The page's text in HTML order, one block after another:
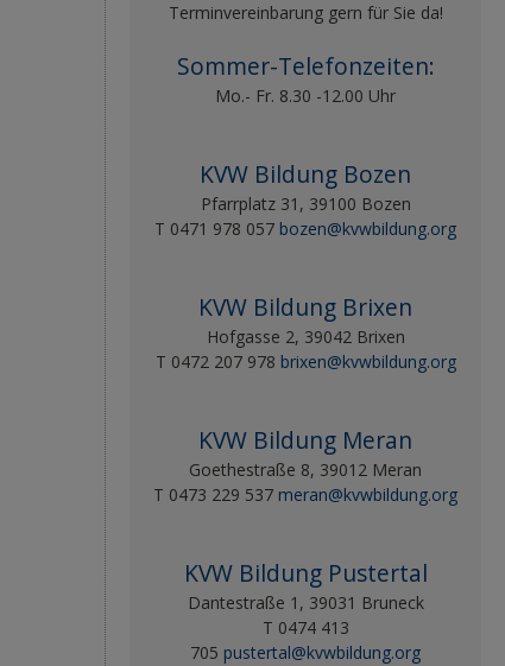
Terminvereinbarung gern für Sie da!
Sommer-Telefonzeiten:
Mo.- Fr. 8.30 -12.00 Uhr
KVW Bildung Bozen
Pfarrplatz 31, 39100 Bozen
T 0471 978 057 bozen@kvwbildung.org
KVW Bildung Brixen
Hofgasse 2, 39042 Brixen
T 0472 207 978 brixen@kvwbildung.org
KVW Bildung Meran
Goethestraße 8, 39012 Meran
T 0473 229 537 meran@kvwbildung.org
KVW Bildung Pustertal
Dantestraße 1, 39031 Bruneck
T 0474 413
705 pustertal@kvwbildung.org